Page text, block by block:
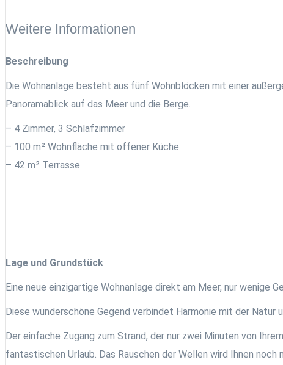
Weitere Informationen
Beschreibung
Die Wohnanlage besteht aus fünf Wohnblöcken mit einer
Panoramablick auf das Meer und die Berge.
– 4 Zimmer, 3 Schlafzimmer
– 100 m² Wohnfläche mit offener Küche
– 42 m² Terrasse
Lage und Grundstück
Eine neue einzigartige Wohnanlage direkt am Meer, nur wenige
Diese wunderschöne Gegend verbindet Harmonie mit der
Der einfache Zugang zum Strand, der nur zwei Minuten von
fantastischen Urlaub. Das Rauschen der Wellen wird Ihnen noch